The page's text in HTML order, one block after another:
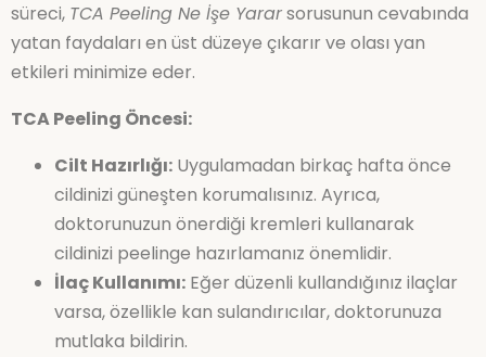
süreci, TCA Peeling Ne İşe Yararsorusunun cevabında
yatan faydaları en üst düzeye çıkarır ve olası yan
etkileri minimize eder.
TCA Peeling Öncesi:
Cilt Hazırlığı: Uygulamadan birkaç hafta önce
cildinizi güneşten korumalısınız. Ayrıca,
doktorunuzun önerdiği kremleri kullanarak
cildinizi peelinge hazırlamanız önemlidir.
İlaç Kullanımı: Eğer düzenli kullandığınız ilaçlar
varsa, özellikle kan sulandırıcılar, doktorunuza
mutlaka bildirin.